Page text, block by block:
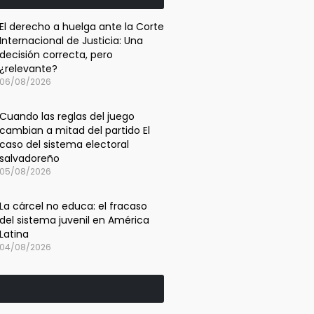
El derecho a huelga ante la Corte
Internacional de Justicia: Una
decisión correcta, pero
¿relevante?
06/08/2026
Cuando las reglas del juego
cambian a mitad del partido El
caso del sistema electoral
salvadoreño
05/08/2026
La cárcel no educa: el fracaso
del sistema juvenil en América
Latina
04/08/2026